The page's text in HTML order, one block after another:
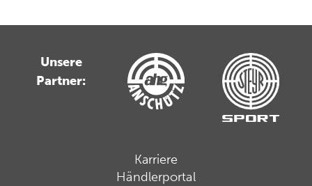
Unsere
Partner:
Karriere
Händlerportal